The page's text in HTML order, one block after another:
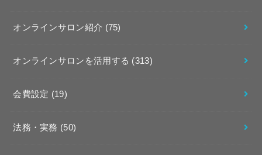
オンラインサロン紹介 (75)
オンラインサロンを活用する (313)
会費設定 (19)
法務・実務 (50)